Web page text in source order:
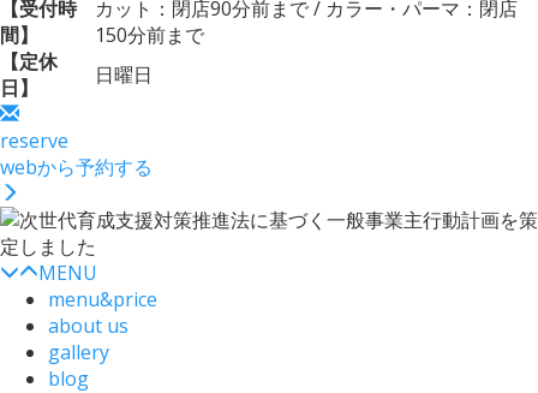
【受付時
間】
カット：閉店90分前まで / カラー・パーマ：閉店
150分前まで
【定休
日】
日曜日
reserve
webから予約する
MENU
menu&price
about us
gallery
blog